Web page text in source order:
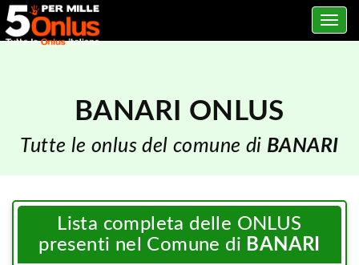
Toggle
BANARI ONLUS
Tutte le onlus del comune di BANARI
Lista completa delle ONLUS
presenti nel Comune di BANARI